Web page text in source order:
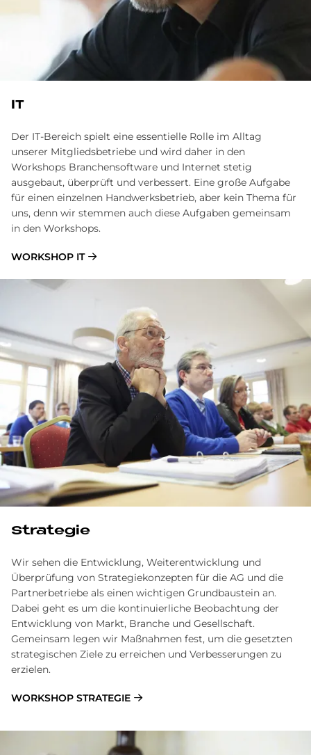
IT
Der IT-Bereich spielt eine essentielle Rolle im Alltag
unserer Mitgliedsbetriebe und wird daher in den
Workshops Branchensoftware und Internet stetig
ausgebaut, überprüft und verbessert. Eine große Aufgabe
für einen einzelnen Handwerksbetrieb, aber kein Thema für
uns, denn wir stemmen auch diese Aufgaben gemeinsam
in den Workshops.
WORKSHOP IT
Strategie
Wir sehen die Entwicklung, Weiterentwicklung und
Überprüfung von Strategiekonzepten für die AG und die
Partnerbetriebe als einen wichtigen Grundbaustein an.
Dabei geht es um die kontinuierliche Beobachtung der
Entwicklung von Markt, Branche und Gesellschaft.
Gemeinsam legen wir Maßnahmen fest, um die gesetzten
strategischen Ziele zu erreichen und Verbesserungen zu
erzielen.
WORKSHOP STRATEGIE